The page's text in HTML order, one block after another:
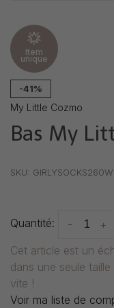
Item
unique
-41%
My Little Cozmo
Bas My
SKU:
Quantité: +
-
Cet article est un
dans une seule
vite !
Voir ma liste de